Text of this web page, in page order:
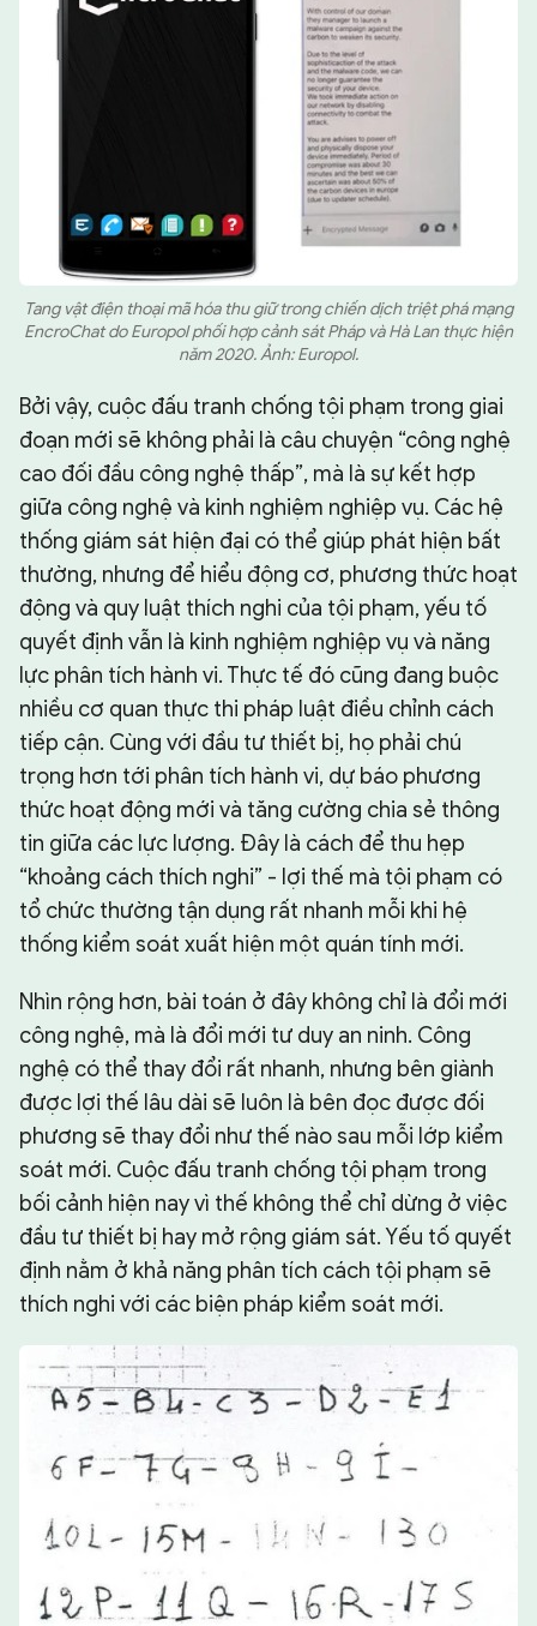
Tang vật điện thoại mã hóa thu giữ trong chiến dịch triệt phá mạng
EncroChat do Europol phối hợp cảnh sát Pháp và Hà Lan thực hiện
năm 2020. Ảnh: Europol.
Bởi vậy, cuộc đấu tranh chống tội phạm trong giai
đoạn mới sẽ không phải là câu chuyện “công nghệ
cao đối đầu công nghệ thấp”, mà là sự kết hợp
giữa công nghệ và kinh nghiệm nghiệp vụ. Các hệ
thống giám sát hiện đại có thể giúp phát hiện bất
thường, nhưng để hiểu động cơ, phương thức hoạt
động và quy luật thích nghi của tội phạm, yếu tố
quyết định vẫn là kinh nghiệm nghiệp vụ và năng
lực phân tích hành vi. Thực tế đó cũng đang buộc
nhiều cơ quan thực thi pháp luật điều chỉnh cách
tiếp cận. Cùng với đầu tư thiết bị, họ phải chú
trọng hơn tới phân tích hành vi, dự báo phương
thức hoạt động mới và tăng cường chia sẻ thông
tin giữa các lực lượng. Đây là cách để thu hẹp
“khoảng cách thích nghi” - lợi thế mà tội phạm có
tổ chức thường tận dụng rất nhanh mỗi khi hệ
thống kiểm soát xuất hiện một quán tính mới.
Nhìn rộng hơn, bài toán ở đây không chỉ là đổi mới
công nghệ, mà là đổi mới tư duy an ninh. Công
nghệ có thể thay đổi rất nhanh, nhưng bên giành
được lợi thế lâu dài sẽ luôn là bên đọc được đối
phương sẽ thay đổi như thế nào sau mỗi lớp kiểm
soát mới. Cuộc đấu tranh chống tội phạm trong
bối cảnh hiện nay vì thế không thể chỉ dừng ở việc
đầu tư thiết bị hay mở rộng giám sát. Yếu tố quyết
định nằm ở khả năng phân tích cách tội phạm sẽ
thích nghi với các biện pháp kiểm soát mới.